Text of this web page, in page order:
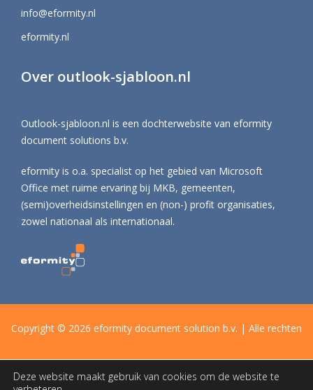
info@eformity.nl
eformity.nl
Over outlook-sjabloon.nl
Outlook-sjabloon.nl is een dochterwebsite van eformity
document solutions b.v.
eformity is o.a. specialist op het gebied van Microsoft
Office met ruime ervaring bij MKB, gemeenten,
(semi)overheidsinstellingen en (non-) profit organisaties,
zowel nationaal als internationaal.
Copyright © 2026 eformity document solution b.v. | Alle rechten
voorbehouden |Privacy & Cookies|Gebruiksovereenkomst
Deze website maakt gebruik van cookies om de website te